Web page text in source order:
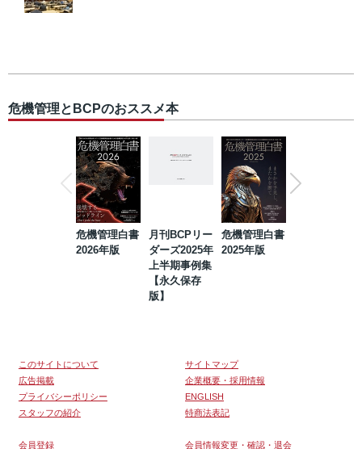
危機管理とBCPのおススメ本
危機管理白書
2026年版
月刊BCPリー
ダーズ2025年
上半期事例集
【永久保存
版】
危機管理白書
2025年版
このサイトについて
サイトマップ
広告掲載
企業概要・採用情報
プライバシーポリシー
ENGLISH
スタッフの紹介
特商法表記
会員登録 会員情報変更・確認・退会